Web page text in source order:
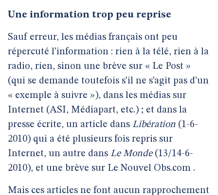
Une information trop peu reprise
Sauf erreur, les médias français ont peu
répercuté l’information : rien à la télé, rien à la
radio, rien, sinon une brève sur « Le Post »
(qui se demande toutefois s’il ne s’agit pas d’un
« exemple à suivre »), dans les médias sur
Internet (ASI, Médiapart, etc.) ; et dans la
presse écrite, un article dans Libération (1-6-
2010) qui a été plusieurs fois repris sur
Internet, un autre dans Le Monde(13/14-6-
2010), et une brève sur Le Nouvel Obs.com .
Mais ces articles ne font aucun rapprochement